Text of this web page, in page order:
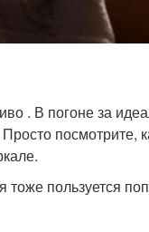
. В погоне за
пользуется